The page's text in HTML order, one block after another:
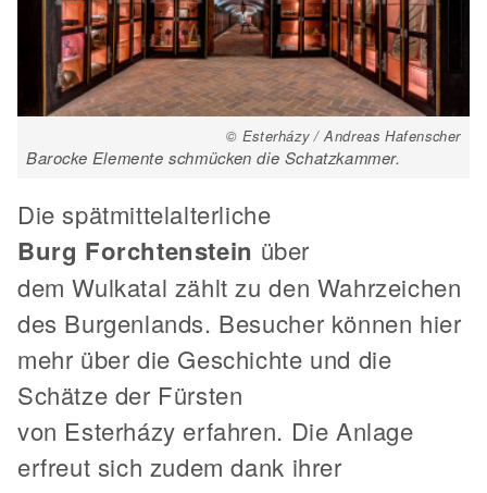
© Esterházy / Andreas Hafenscher
Barocke Elemente schmücken die Schatzkammer.
Die spätmittelalterliche
Burg Forchtenstein über
dem Wulkatal zählt zu den Wahrzeichen
des Burgenlands. Besucher können hier
mehr über die Geschichte und die
Schätze der Fürsten
von Esterházy erfahren. Die Anlage
erfreut sich zudem dank ihrer